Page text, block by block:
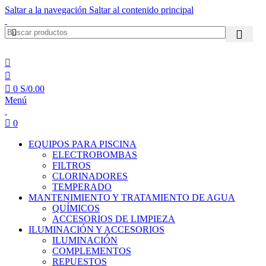
Saltar a la navegación Saltar al contenido principal
0 S/0.00
Menú
0
EQUIPOS PARA PISCINA
ELECTROBOMBAS
FILTROS
CLORINADORES
TEMPERADO
MANTENIMIENTO Y TRATAMIENTO DE AGUA
QUÍMICOS
ACCESORIOS DE LIMPIEZA
ILUMINACIÓN Y ACCESORIOS
ILUMINACIÓN
COMPLEMENTOS
REPUESTOS